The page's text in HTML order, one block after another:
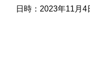
日時：2023年11月